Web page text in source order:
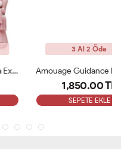
Amouage Guidance Edp 100 Ml Bayan Parfüm ARC
1,850.00 TL
SEPETE EKLE